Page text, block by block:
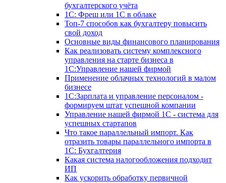
бухгалтерского учёта
1C: Фреш или 1С в облаке
Топ-7 способов как бухгалтеру повысить
свой доход
Основные виды финансового планирования
Как реализовать систему комплексного
управления на старте бизнеса в
1С:Управление нашей фирмой
Применение облачных технологий в малом
бизнесе
1C:Зарплата и управление персоналом -
формируем штат успешной компании
Управление нашей фирмой 1C - система для
успешных стартапов
Что такое параллельный импорт. Как
отразить товары параллельного импорта в
1С: Бухгалтерия
Какая система налогообложения подходит
ИП
Как ускорить обработку первичной